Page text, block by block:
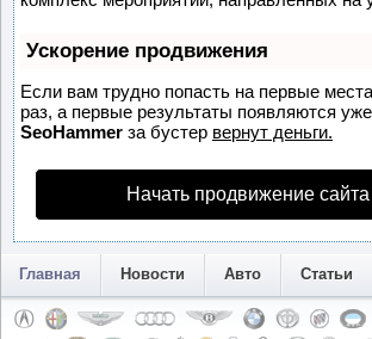
Ускорение продвижения
Если вам трудно попасть на первые
раз, а первые результаты появляются
SeoHammer за бустер вернут деньги.
Начать продвижение сайта
Главная Новости Авто Статьи